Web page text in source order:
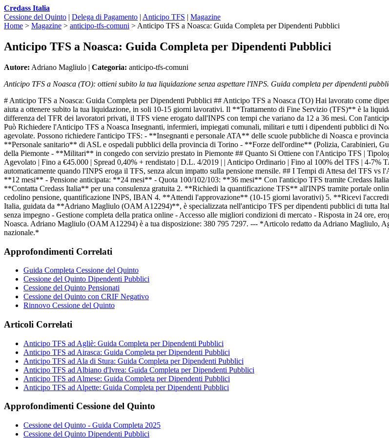
Credass Italia
Cessione del Quinto | Delega di Pagamento | Anticipo TFS | Magazine
Home > Magazine > anticipo-tfs-comuni > Anticipo TFS a Noasca: Guida Completa per Dipendenti Pubblici
Anticipo TFS a Noasca: Guida Completa per Dipendenti Pubblici
Autore: Adriano Magliulo | Categoria: anticipo-tfs-comuni
Anticipo TFS a Noasca (TO): ottieni subito la tua liquidazione senza aspettare l'INPS. Guida completa per dipendenti
# Anticipo TFS a Noasca: Guida Completa per Dipendenti Pubblici ## Anticipo TFS a Noasca (TO) Hai lavorato come
aiuta a ottenere subito la tua liquidazione, in soli 10-15 giorni lavorativi. Il **Trattamento di Fine Servizio (TFS)** è la
differenza del TFR dei lavoratori privati, il TFS viene erogato dall'INPS con tempi che variano da 12 a 36 mesi. Con
Può Richiedere l'Anticipo TFS a Noasca Insegnanti, infermieri, impiegati comunali, militari e tutti i dipendenti pubblici di
agevolate. Possono richiedere l'anticipo TFS: - **Insegnanti e personale ATA** delle scuole pubbliche di Noasca e
**Personale sanitario** di ASL e ospedali pubblici della provincia di Torino - **Forze dell'ordine** (Polizia, Carabinieri,
della Piemonte - **Militari** in congedo con servizio prestato in Piemonte ## Quanto Si Ottiene con l'Anticipo TFS |
Agevolato | Fino a €45.000 | Spread 0,40% + rendistato | D.L. 4/2019 | | Anticipo Ordinario | Fino al 100% del TFS | 4-
automaticamente quando l'INPS eroga il TFS, senza alcun impatto sulla pensione mensile. ## I Tempi di Attesa del TFS
**12 mesi** - Pensione anticipata: **24 mesi** - Quota 100/102/103: **36 mesi** Con l'anticipo TFS tramite Credass
**Contatta Credass Italia** per una consulenza gratuita 2. **Richiedi la quantificazione TFS** all'INPS tramite portale
cedolino pensione, quantificazione INPS, IBAN 4. **Attendi l'approvazione** (10-15 giorni lavorativi) 5. **Ricevi
Italia, guidata da **Adriano Magliulo (OAM A12294)**, è specializzata nell'anticipo TFS per dipendenti pubblici di tutta
senza impegno - Gestione completa della pratica online - Accesso alle migliori condizioni di mercato - Risposta in 24 ore,
Noasca. Adriano Magliulo (OAM A12294) è a tua disposizione: 380 795 7297. --- *Articolo redatto da Adriano Magliulo,
nazionale.*
Approfondimenti Correlati
Guida Completa Cessione del Quinto
Cessione del Quinto Dipendenti Pubblici
Cessione del Quinto Pensionati
Cessione del Quinto con CRIF Negativo
Rinnovo Cessione del Quinto
Articoli Correlati
Anticipo TFS ad Agliè: Guida Completa per Dipendenti Pubblici
Anticipo TFS ad Airasca: Guida Completa per Dipendenti Pubblici
Anticipo TFS ad Ala di Stura: Guida Completa per Dipendenti Pubblici
Anticipo TFS ad Albiano d'Ivrea: Guida Completa per Dipendenti Pubblici
Anticipo TFS ad Almese: Guida Completa per Dipendenti Pubblici
Anticipo TFS ad Alpette: Guida Completa per Dipendenti Pubblici
Approfondimenti Cessione del Quinto
Cessione del Quinto - Guida Completa 2025
Cessione del Quinto Dipendenti Pubblici